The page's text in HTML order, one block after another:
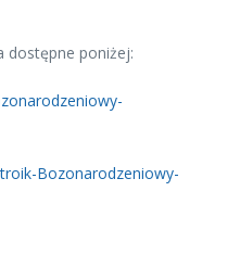
dostępne poniżej:
Bozonarodzeniowy-